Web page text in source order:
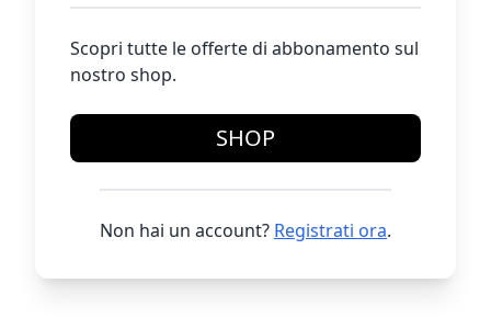
Scopri tutte le offerte di abbonamento sul
nostro shop.
SHOP
Non hai un account? Registrati ora.